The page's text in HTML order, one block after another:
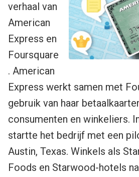
verhaal van
American
Express en
Foursquare
. American
Express werkt samen met
gebruik van haar
consumenten en winkeliers.
startte het bedrijf met een
Austin, Texas. Winkels als
Foods en Starwood-hotels